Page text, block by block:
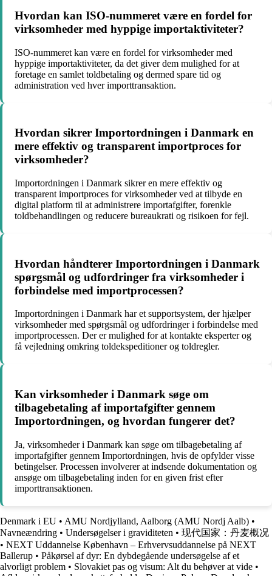
Hvordan kan ISO-nummeret være en fordel for
virksomheder med hyppige importaktiviteter?
ISO-nummeret kan være en fordel for virksomheder med
hyppige importaktiviteter, da det giver dem mulighed for at
foretage en samlet toldbetaling og dermed spare tid og
administration ved hver importtransaktion.
Hvordan sikrer Importordningen i Danmark en
mere effektiv og transparent importproces for
virksomheder?
Importordningen i Danmark sikrer en mere effektiv og
transparent importproces for virksomheder ved at tilbyde en
digital platform til at administrere importafgifter, forenkle
toldbehandlingen og reducere bureaukrati og risikoen for fejl.
Hvordan håndterer Importordningen i Danmark
spørgsmål og udfordringer fra virksomheder i
forbindelse med importprocessen?
Importordningen i Danmark har et supportsystem, der hjælper
virksomheder med spørgsmål og udfordringer i forbindelse med
importprocessen. Der er mulighed for at kontakte eksperter og
få vejledning omkring toldekspeditioner og toldregler.
Kan virksomheder i Danmark søge om
tilbagebetaling af importafgifter gennem
Importordningen, og hvordan fungerer det?
Ja, virksomheder i Danmark kan søge om tilbagebetaling af
importafgifter gennem Importordningen, hvis de opfylder visse
betingelser. Processen involverer at indsende dokumentation og
ansøge om tilbagebetaling inden for en given frist efter
importtransaktionen.
Denmark i EU • AMU Nordjylland, Aalborg (AMU Nordj Aalb) •
Navneændring • Undersøgelser i graviditeten • 现代国家：丹麦概况
• NEXT Uddannelse København – Erhvervsuddannelse på NEXT
Ballerup • Påkørsel af dyr: En dybdegående undersøgelse af et
alvorligt problem • Slovakiet pas og visum: Alt du behøver at vide •